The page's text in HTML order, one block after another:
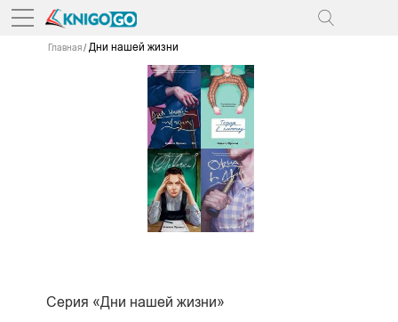
Главная Дни нашей жизни
Серия «Дни нашей жизни»